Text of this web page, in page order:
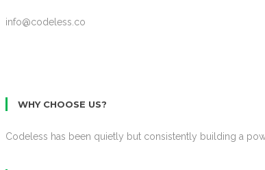
info@codeless.co
WHY CHOOSE US?
Codeless has been quietly but consistently building a